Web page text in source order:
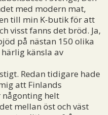
med modern mat,
till min K-butik för att
visst fanns det bröd. Ja,
på nästan 150 olika
känsla av
Redan tidigare hade
att Finlands
helt
mellan öst och väst